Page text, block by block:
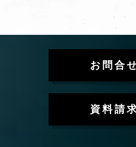
お問合
資料請